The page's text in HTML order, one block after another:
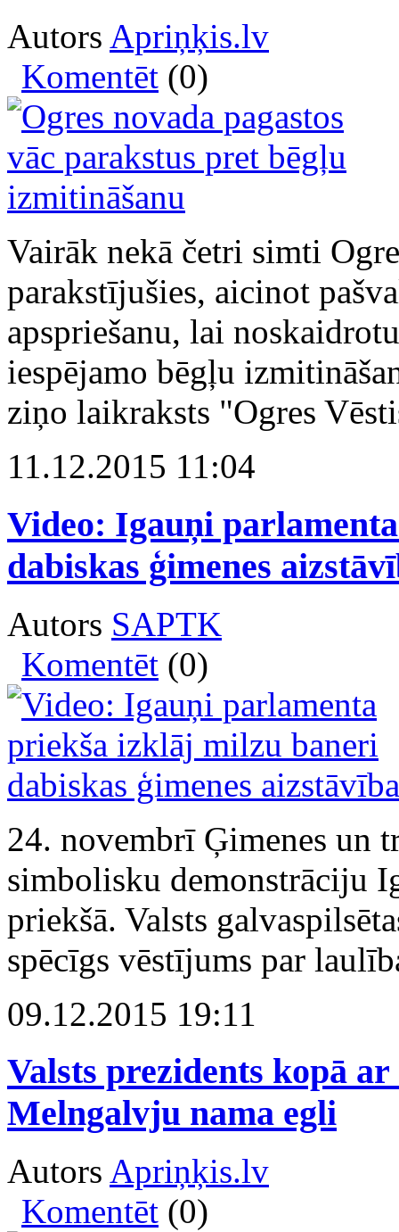
Autors Apriņķis.lv
Komentēt (0)
Vairāk nekā četri simti
parakstījušies, aicinot
apspriešanu, lai
iespējamo bēgļu
ziņo laikraksts "Ogres
11.12.2015 11:04
Video: Igauņi
dabiskas ģimenes
Autors SAPTK
Komentēt (0)
24. novembrī Ģimenes un
simbolisku demonstrāciju
priekšā. Valsts
spēcīgs vēstījums par
09.12.2015 19:11
Valsts prezidents kopā
Melngalvju nama egli
Autors Apriņķis.lv
Komentēt (0)